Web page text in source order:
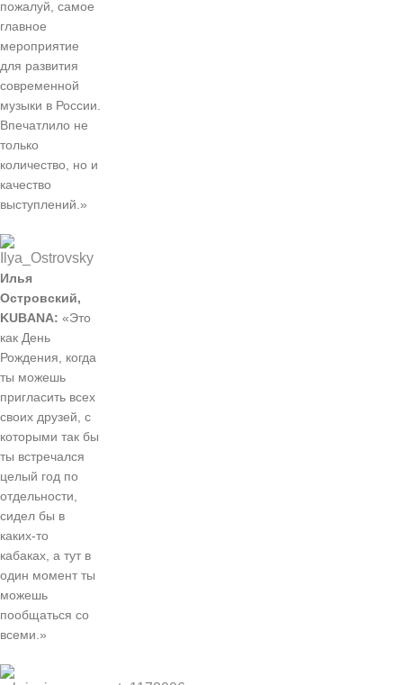
пожалуй, самое
главное
мероприятие
для развития
современной
музыки в России.
Впечатлило не
только
количество, но и
качество
выступлений.»
Илья
Островский,
KUBANA: «Это
как День
Рождения, когда
ты можешь
пригласить всех
своих друзей, с
которыми так бы
ты встречался
целый год по
отдельности,
сидел бы в
каких-то
кабаках, а тут в
один момент ты
можешь
пообщаться со
всеми.»